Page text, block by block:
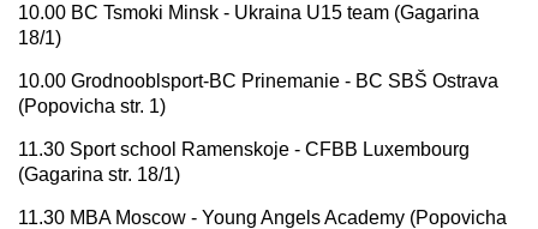
10.00 BC Tsmoki Minsk - Ukraina U15 team (Gagarina
18/1)
10.00 Grodnooblsport-BC Prinemanie - BC SBŠ Ostrava
(Popovicha str. 1)
11.30 Sport school Ramenskoje - CFBB Luxembourg
(Gagarina str. 18/1)
11.30 MBA Moscow - Young Angels Academy (Popovicha